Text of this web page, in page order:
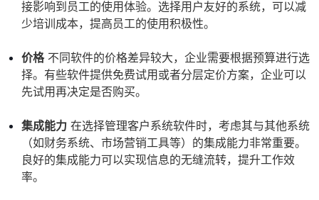
接影响到员工的使用体验。选择用户友好的系统，可以减
少培训成本，提高员工的使用积极性。
价格不同软件的价格差异较大，企业需要根据预算进行选
择。有些软件提供免费试用或者分层定价方案，企业可以
先试用再决定是否购买。
集成能力 在选择管理客户系统软件时，考虑其与其他系统
（如财务系统、市场营销工具等）的集成能力非常重要。
良好的集成能力可以实现信息的无缝流转，提升工作效
率。